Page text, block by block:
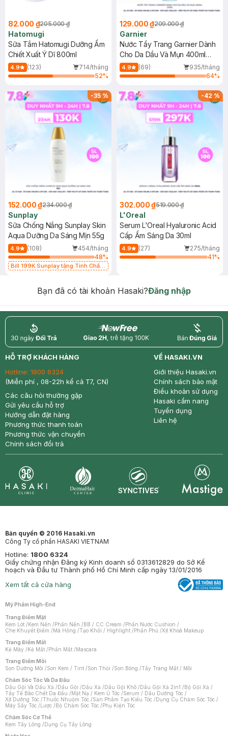
82.000 ₫205.000 ₫
Hatomugi
Sữa Tắm Hatomugi Dưỡng Ẩm
Chiết Xuất Ý Dĩ 800ml
4.9 (123)
714/tháng
52%
129.000 ₫209.000 ₫
Garnier
Nước Tẩy Trang Garnier Dành
Cho Da Dầu Và Mụn 400ml
(Mới)
4.9 (69)
935/tháng
64%
-35%
152.000 ₫234.000 ₫
Sunplay
Sữa Chống Nắng Sunplay Skin
Aqua Dưỡng Da Sáng Mịn 55g
4.9 (108)
454/tháng
48%
Bill 199K Sunplay tặng Tinh Chất
-42%
302.000 ₫519.000 ₫
L'Oreal
Serum L'Oreal Hyaluronic Acid
Cấp Ẩm Sáng Da 30ml
4.9 (27)
275/tháng
41%
Bạn đã có tài khoản Hasaki?Đăng nhập
return nowfree price
HỖ TRỢ KHÁCH HÀNG
Hotline: 1800 6324
(Miễn phí , 08-22h kể cả T7, CN)
Các câu hỏi thường gặp
Gửi yêu cầu hỗ trợ
Hướng dẫn đặt hàng
Phương thức thanh toán
Phương thức vận chuyển
Chính sách đổi trả
VỀ HASAKI.VN
Giới thiệu Hasaki.vn
Chính sách bảo mật
Điều khoản sử dụng
Hasaki cẩm nang
Tuyển dụng
Liên hệ
Bản quyền © 2016 Hasaki.vn
Công Ty cổ phần HASAKI VIETNAM
Hotline: 1800 6324
Giấy chứng nhận Đăng ký Kinh doanh số 0313612829 do Sở Kế
hoạch và Đầu tư Thành phố Hồ Chí Minh cấp ngày 13/01/2016
Xem tất cả cửa hàng
Mỹ Phẩm High-End
Trang Điểm Mặt
Kem Lót /Kem Nền /Phấn Nền /BB / CC Cream /Phấn Nước Cushion /
Che Khuyết Điểm /Má Hồng /Tạo Khối / Highlight /Phấn Phủ /Xịt Khoá Makeup
Trang Điểm Mắt
Kẻ Mày /Kẻ Mắt /Phấn Mắt /Mascara
Trang Điểm Môi
Son Dưỡng Môi /Son Kem / Tint /Son Thỏi /Son Bóng /Tẩy Trang Mắt / Môi
Chăm Sóc Tóc Và Da Đầu
Dầu Gội Và Dầu Xả /Dầu Gội /Dầu Xả /Dầu Gội Khô /Dầu Gội Xả 2in1 /Bộ Gội Xả /
Tẩy Tế Bào Chết Da Đầu /Mặt Nạ / Kem Ủ Tóc /Serum / Dầu Dưỡng Tóc /
Xịt Dưỡng Tóc /Thuốc Nhuộm Tóc /Sản Phẩm Tạo Kiểu Tóc /Dụng Cụ Chăm Sóc Tóc /
Máy Sấy Tóc /Lược /Bộ Chăm Sóc Tóc /Phụ Kiện Tóc
Chăm Sóc Cơ Thể
Kem Tẩy Lông /Dụng Cụ Tẩy Lông